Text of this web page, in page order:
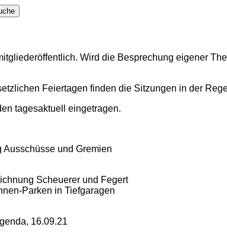
Wird die Besprechung eigener
Feiertagen finden die Sitzungen in der
tagesaktuell eingetragen.
und Gremien
Scheuerer und Fegert
Parken in Tiefgaragen
16.09.21